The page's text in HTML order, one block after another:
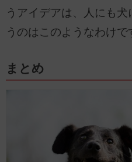
うアイデアは、人にも
うのはこのようなわけで
まとめ